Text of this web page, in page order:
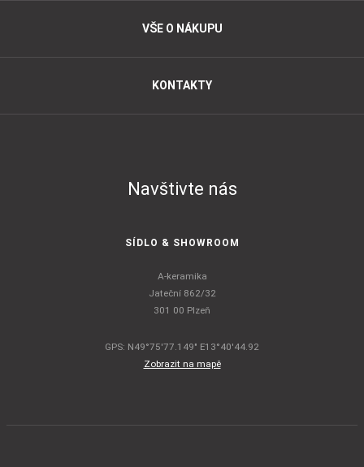
VŠE O NÁKUPU
KONTAKTY
Navštivte nás
SÍDLO & SHOWROOM
A-keramika
Jateční 862/32
301 00 Plzeň
GPS: N49°75'77.149" E13°40'44.92
Zobrazit na mapě